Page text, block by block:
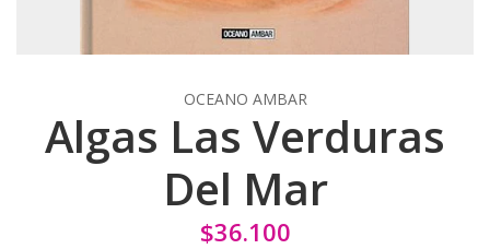
OCEANO AMBAR
Algas Las Verduras
Del Mar
$36.100